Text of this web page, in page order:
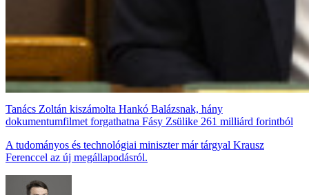
Tanács Zoltán kiszámolta Hankó Balázsnak, hány
dokumentumfilmet forgathatna Fásy Zsülike 261 milliárd forintból
A tudományos és technológiai miniszter már tárgyal Krausz
Ferenccel az új megállapodásról.